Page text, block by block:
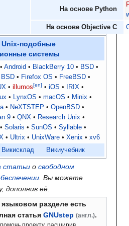
На основе Python
На основе Objective C
Unix-подобные
системы
Android BlackBerry 10
BSD
BSD Firefox OS
FreeBSD
illumos[en] iOS
IRIX
LynxOS macOS
Minix
NeXTSTEP
OpenBSD
9 QNX
Research Unix
Solaris SunOS
Syllable
Ultrix UnixWare Xenix
xv6
Викисклад Викиучебник
статьи о свободном
. Вы можете
дополнив её.
разделе есть
статья GNUstep (англ.).